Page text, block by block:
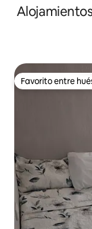
Favorito entre
Favorito entre